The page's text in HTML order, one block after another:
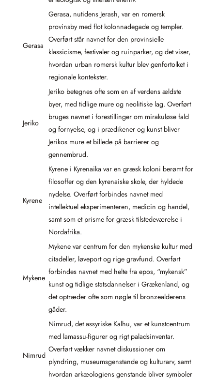
Gerasa
Gerasa, nutidens Jerash, var en romersk
provinsby med flot kolonnadegade og templer.
Overført står navnet for den provinsielle
klassicisme, festivaler og ruinparker, og det viser,
hvordan urban romersk kultur blev genfortolket i
regionale kontekster.
Jeriko
Jeriko betegnes ofte som en af verdens ældste
byer, med tidlige mure og neolitiske lag. Overført
bruges navnet i forestillinger om mirakuløse fald
og fornyelse, og i prædikener og kunst bliver
Jerikos mure et billede på barrierer og
gennembrud.
Kyrene
Kyrene i Kyrenaika var en græsk koloni berømt for
filosoffer og den kyrenaiske skole, der hyldede
nydelse. Overført forbindes navnet med
intellektuel eksperimenteren, medicin og handel,
samt som et prisme for græsk tilstedeværelse i
Nordafrika.
Mykene
Mykene var centrum for den mykenske kultur med
citadeller, løveport og rige gravfund. Overført
forbindes navnet med helte fra epos, “mykensk”
kunst og tidlige statsdannelser i Grækenland, og
det optræder ofte som nøgle til bronzealderens
gåder.
Nimrud
Nimrud, det assyriske Kalhu, var et kunstcentrum
med lamassu-figurer og rigt paladsinventar.
Overført vækker navnet diskussioner om
plyndring, museumsgenstande og kulturarv, samt
hvordan arkæologiens genstande bliver symboler